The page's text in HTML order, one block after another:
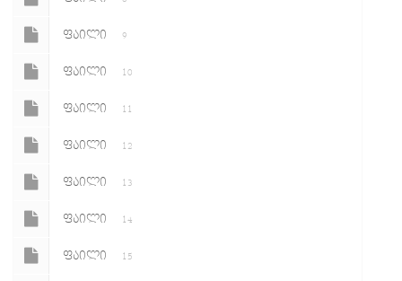
ᲤᲐᲘᲚᲘ 9
ᲤᲐᲘᲚᲘ 10
ᲤᲐᲘᲚᲘ 11
ᲤᲐᲘᲚᲘ 12
ᲤᲐᲘᲚᲘ 13
ᲤᲐᲘᲚᲘ 14
ᲤᲐᲘᲚᲘ 15